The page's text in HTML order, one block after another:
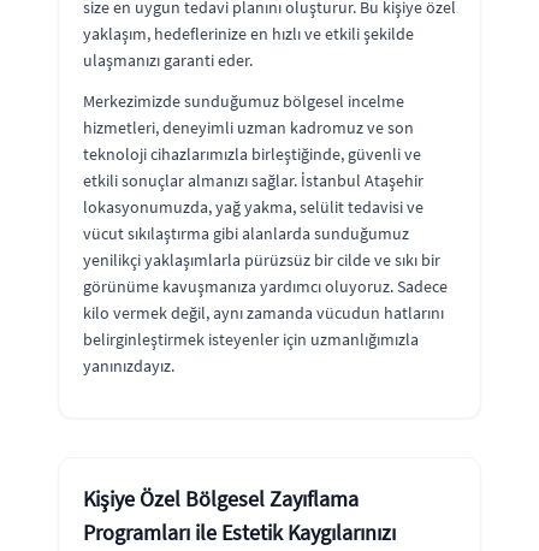
size en uygun tedavi planını oluşturur. Bu kişiye özel
yaklaşım, hedeflerinize en hızlı ve etkili şekilde
ulaşmanızı garanti eder.
Merkezimizde sunduğumuz bölgesel incelme
hizmetleri, deneyimli uzman kadromuz ve son
teknoloji cihazlarımızla birleştiğinde, güvenli ve
etkili sonuçlar almanızı sağlar. İstanbul Ataşehir
lokasyonumuzda, yağ yakma, selülit tedavisi ve
vücut sıkılaştırma gibi alanlarda sunduğumuz
yenilikçi yaklaşımlarla pürüzsüz bir cilde ve sıkı bir
görünüme kavuşmanıza yardımcı oluyoruz. Sadece
kilo vermek değil, aynı zamanda vücudun hatlarını
belirginleştirmek isteyenler için uzmanlığımızla
yanınızdayız.
Kişiye Özel Bölgesel Zayıflama
Programları ile Estetik Kaygılarınızı